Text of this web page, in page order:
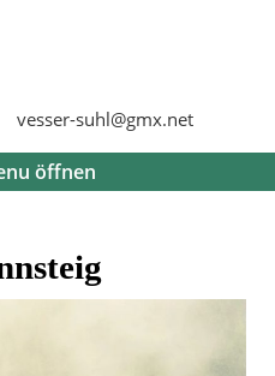
vesser-suhl@gmx.net
öffnenOpen
Menu